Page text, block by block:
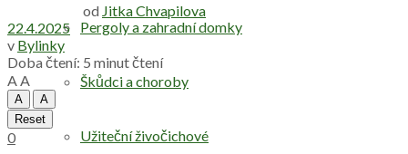
Pergoly a zahradní domky
Škůdci a choroby
Užiteční živočichové
od Jitka Chvapilova
22.4.2025
v Bylinky
Doba čtení: 5 minut čtení
AA
A
A
Reset
0